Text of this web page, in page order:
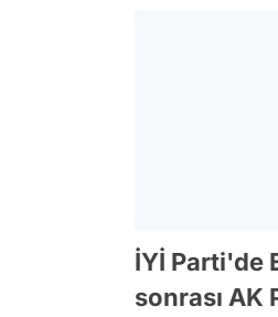
İYİ Parti'de
sonrası AK